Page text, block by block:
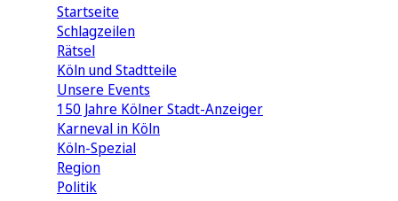
Startseite
Schlagzeilen
Rätsel
Köln und Stadtteile
Unsere Events
150 Jahre Kölner Stadt-Anzeiger
Karneval in Köln
Köln-Spezial
Region
Politik